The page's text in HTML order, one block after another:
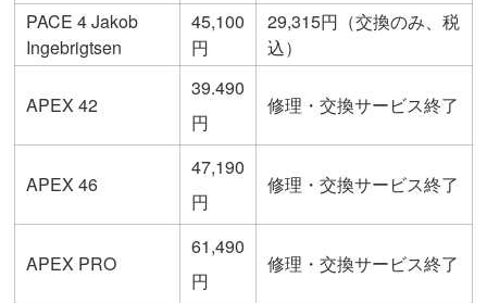
PACE 4 Jakob
Ingebrigtsen
45,100
円
29,315円（交換のみ、税
込）
APEX 42
39.490
円
修理・交換サービス終了
APEX 46
47,190
円
修理・交換サービス終了
APEX PRO
61,490
円
修理・交換サービス終了